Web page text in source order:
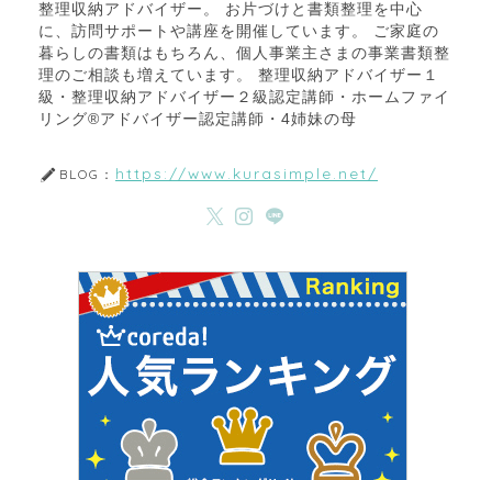
整理収納アドバイザー。 お片づけと書類整理を中心
に、訪問サポートや講座を開催しています。 ご家庭の
暮らしの書類はもちろん、個人事業主さまの事業書類整
理のご相談も増えています。 整理収納アドバイザー１
級・整理収納アドバイザー２級認定講師・ホームファイ
リング®アドバイザー認定講師・4姉妹の母
BLOG： https://www.kurasimple.net/